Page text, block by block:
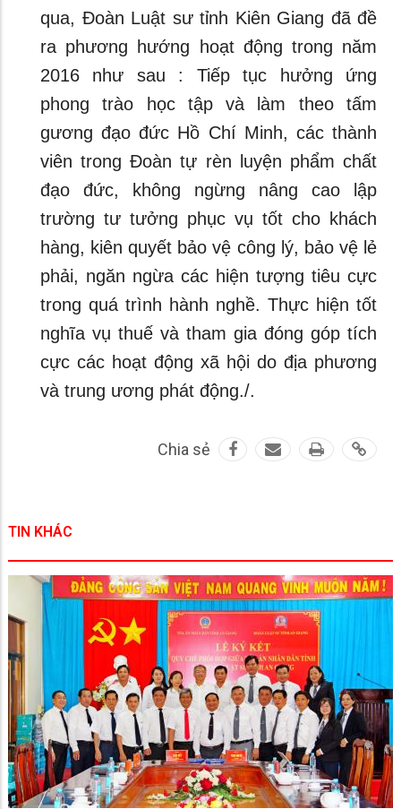
qua, Đoàn Luật sư tỉnh Kiên Giang đã đề
ra phương hướng hoạt động trong năm
2016 như sau : Tiếp tục hưởng ứng
phong trào học tập và làm theo tấm
gương đạo đức Hồ Chí Minh, các thành
viên trong Đoàn tự rèn luyện phẩm chất
đạo đức, không ngừng nâng cao lập
trường tư tưởng phục vụ tốt cho khách
hàng, kiên quyết bảo vệ công lý, bảo vệ lẻ
phải, ngăn ngừa các hiện tượng tiêu cực
trong quá trình hành nghề. Thực hiện tốt
nghĩa vụ thuế và tham gia đóng góp tích
cực các hoạt động xã hội do địa phương
và trung ương phát động./.
Chia sẻ
TIN KHÁC